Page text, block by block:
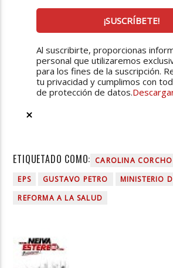
Al suscribirte, proporcionas
personal que utilizaremos
para los fines de la suscripción.
tu privacidad y cumplimos con
de protección de datos.
ETIQUETADO COMO: CAROLINA CORCHO
EPS
GUSTAVO PETRO
MINISTERIO
REFORMA A LA SALUD